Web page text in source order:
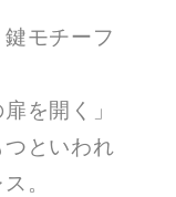
モチーフ
を開く」
といわれ
。